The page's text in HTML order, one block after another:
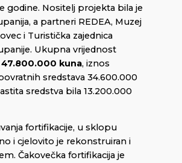
godine. Nositelj projekta bila je
a partneri REDEA, Muzej
i Turistička zajednica
Ukupna vrijednost
47.800.000 kuna, iznos
sredstava 34.600.000
sredstva bila 13.200.000
fortifikacije, u sklopu
i cjelovito je rekonstruiran i
Čakovečka fortifikacija je